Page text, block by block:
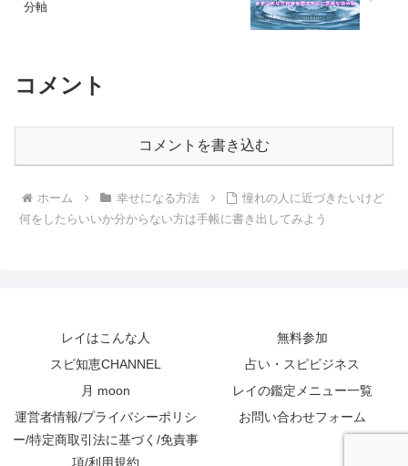
分軸
コメント
コメントを書き込む
ホーム 幸せになる方法
憧れの人に近づきたいけど
何をしたらいいか分からない方は手帳に書き出してみよう
レイはこんな人
無料参加
スピ知恵CHANNEL
占い・スピビジネス
月 moon
レイの鑑定メニュー一覧
運営者情報/プライバシーポリシ
ー/特定商取引法に基づく/免責事
項/利用規約
お問い合わせフォーム